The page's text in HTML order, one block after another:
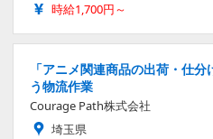
時給1,700円～
「アニメ関連商品の出荷・仕
う物流作業
Courage Path株式会社
埼玉県